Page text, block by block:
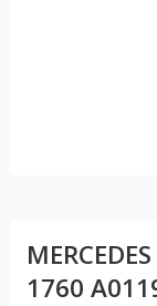
1760